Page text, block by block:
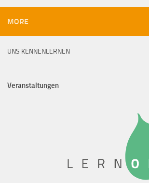
MORE
UNS KENNENLERNEN
Veranstaltungen